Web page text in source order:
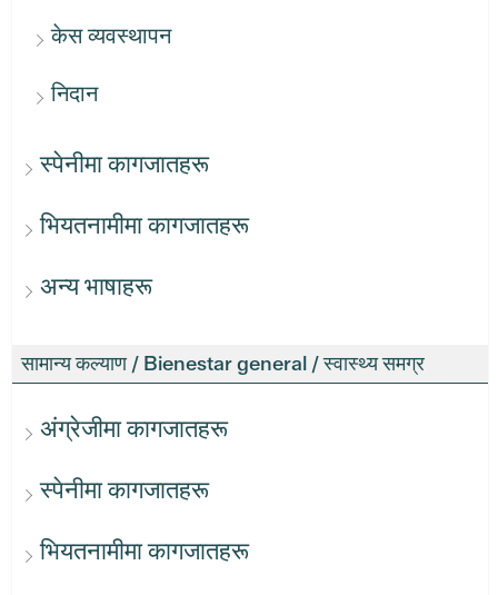
केस व्यवस्थापन
निदान
स्पेनीमा कागजातहरू
भियतनामीमा कागजातहरू
अन्य भाषाहरू
सामान्य कल्याण / Bienestar general / स्वास्थ्य समग्र
अंग्रेजीमा कागजातहरू
स्पेनीमा कागजातहरू
भियतनामीमा कागजातहरू